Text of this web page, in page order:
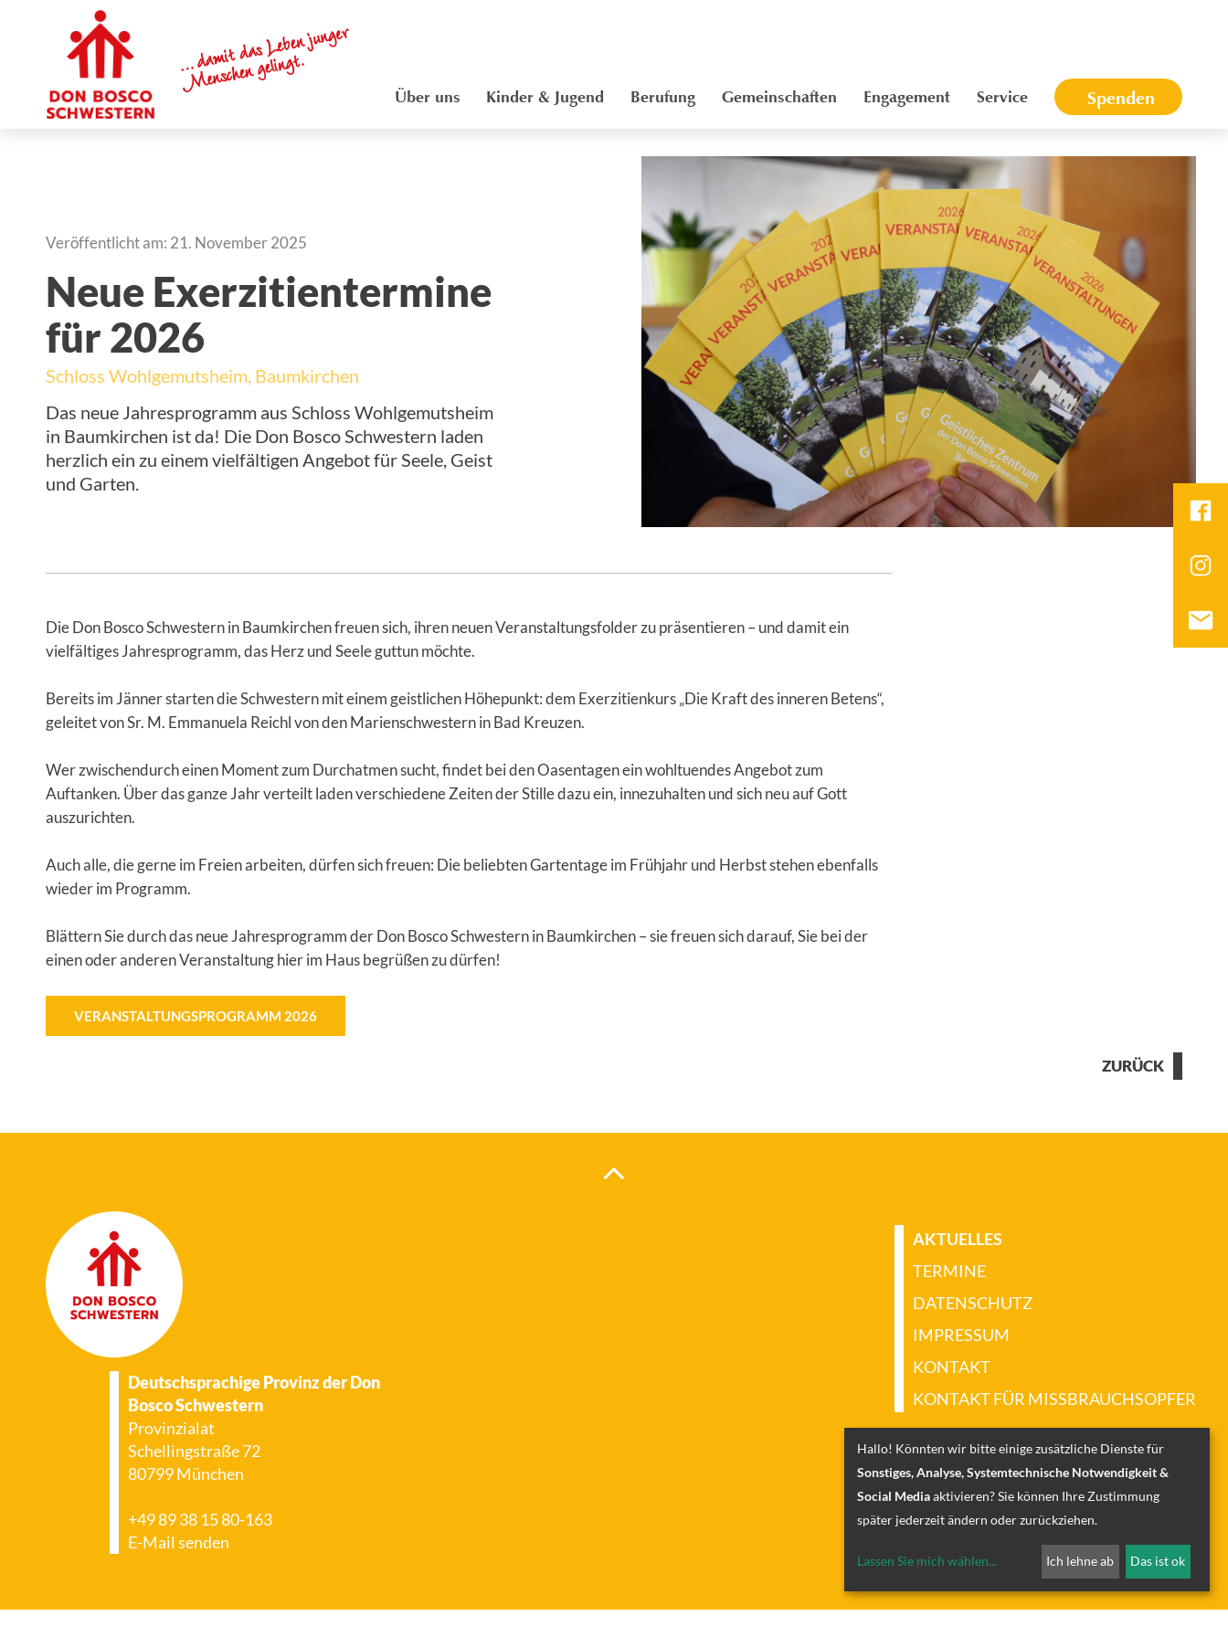
Über uns Kinder & Jugend Berufung Gemeinschaften Engagement Service Spenden
Veröffentlicht am: 21. November 2025
Neue Exerzitientermine
für 2026
Schloss Wohlgemutsheim, Baumkirchen
Das neue Jahresprogramm aus Schloss Wohlgemutsheim
in Baumkirchen ist da! Die Don Bosco Schwestern laden
herzlich ein zu einem vielfältigen Angebot für Seele, Geist
und Garten.
Die Don Bosco Schwestern in Baumkirchen freuen sich, ihren neuen Veranstaltungsfolder zu präsentieren – und damit ein
vielfältiges Jahresprogramm, das Herz und Seele guttun möchte.
Bereits im Jänner starten die Schwestern mit einem geistlichen Höhepunkt: dem Exerzitienkurs „Die Kraft des inneren Betens“,
geleitet von Sr. M. Emmanuela Reichl von den Marienschwestern in Bad Kreuzen.
Wer zwischendurch einen Moment zum Durchatmen sucht, findet bei den Oasentagen ein wohltuendes Angebot zum
Auftanken. Über das ganze Jahr verteilt laden verschiedene Zeiten der Stille dazu ein, innezuhalten und sich neu auf Gott
auszurichten.
Auch alle, die gerne im Freien arbeiten, dürfen sich freuen: Die beliebten Gartentage im Frühjahr und Herbst stehen ebenfalls
wieder im Programm.
Blättern Sie durch das neue Jahresprogramm der Don Bosco Schwestern in Baumkirchen – sie freuen sich darauf, Sie bei der
einen oder anderen Veranstaltung hier im Haus begrüßen zu dürfen!
VERANSTALTUNGSPROGRAMM 2026
ZURÜCK
Deutschsprachige Provinz der Don
Bosco Schwestern
Provinzialat
Schellingstraße 72
80799 München
+49 89 38 15 80-163
E-Mail senden
AKTUELLES
TERMINE
DATENSCHUTZ
IMPRESSUM
KONTAKT
KONTAKT FÜR MISSBRAUCHSOPFER
Hallo! Könnten wir bitte einige zusätzliche Dienste für
Sonstiges, Analyse, Systemtechnische Notwendigkeit &
Social Mediaaktivieren? Sie können Ihre Zustimmung
später jederzeit ändern oder zurückziehen.
Lassen Sie mich wählen... Ich lehne ab Das ist ok